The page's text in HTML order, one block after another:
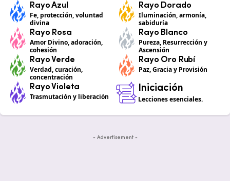
Rayo Azul
Fe, protección, voluntad
divina
Rayo Dorado
Iluminación, armonía,
sabiduría
Rayo Rosa
Amor Divino, adoración,
cohesión
Rayo Blanco
Pureza, Resurrección y
Ascensión
Rayo Verde
Verdad, curación,
concentración
Rayo Oro Rubí
Paz, Gracia y Provisión
Rayo Violeta
Trasmutación y liberación
Iniciación
Lecciones esenciales.
- Advertisement -